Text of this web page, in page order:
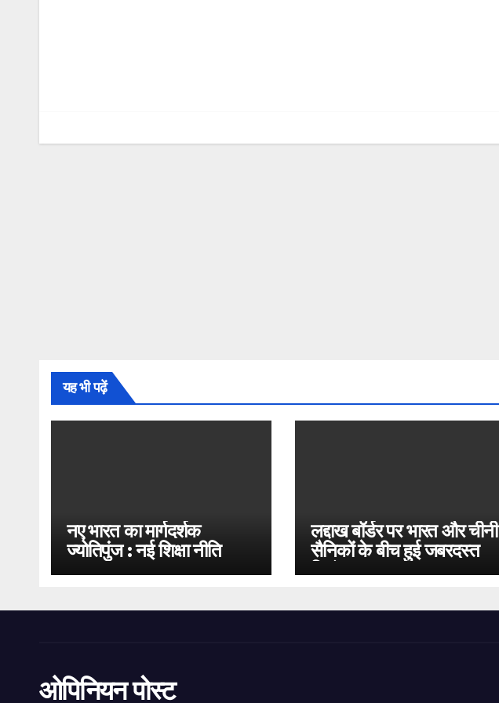
यह भी पढ़ें
नए भारत का मार्गदर्शक
ज्योतिपुंज : नई शिक्षा नीति
2020
लद्दाख बॉर्डर पर भारत और चीनी
सैनिकों के बीच हुई जबरदस्त
भिड़ंत
ओपिनियन पोस्ट